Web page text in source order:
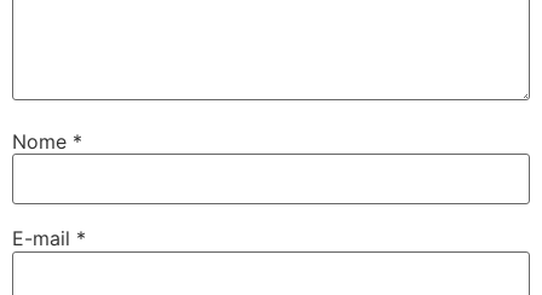
Nome *
E-mail *